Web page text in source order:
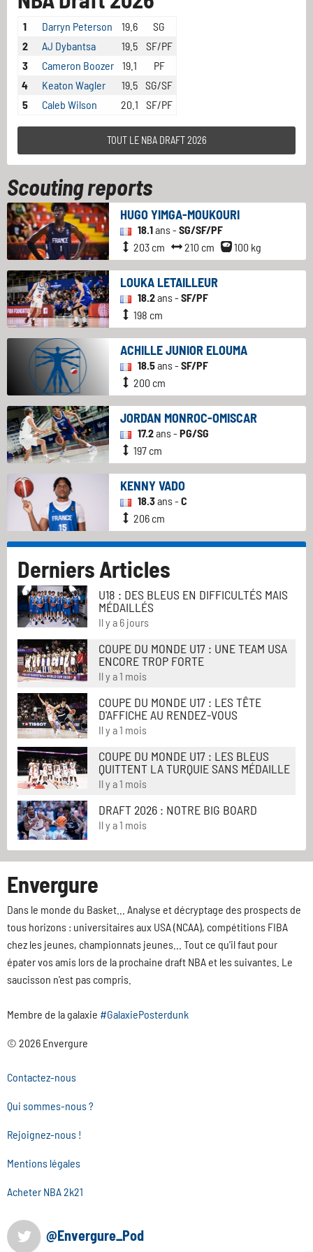
1 Darryn Peterson 19.6
SG
2
AJ Dybantsa 19.5
SF/PF
3
Cameron Boozer 19.1
PF
4
Keaton Wagler 19.5 SG/SF
5
Caleb Wilson 20.1 SF/PF
TOUT LE NBA DRAFT 2026
Scouting reports
HUGO YIMGA-MOUKOURI
18.1ans - SG/SF/PF
203 cm
210 cm 100 kg
LOUKA LETAILLEUR
18.2ans - SF/PF
198 cm
ACHILLE JUNIOR ELOUMA
18.5ans - SF/PF
200 cm
JORDAN MONROC-OMISCAR
17.2ans - PG/SG
197 cm
KENNY VADO
18.3ans - C
206 cm
Derniers Articles
U18 : DES BLEUS EN DIFFICULTÉS MAIS
MÉDAILLÉS
Il y a 6 jours
COUPE DU MONDE U17 : UNE TEAM USA
ENCORE TROP FORTE
Il y a 1 mois
COUPE DU MONDE U17 : LES TÊTE
D'AFFICHE AU RENDEZ-VOUS
Il y a 1 mois
COUPE DU MONDE U17 : LES BLEUS
QUITTENT LA TURQUIE SANS MÉDAILLE
Il y a 1 mois
DRAFT 2026 : NOTRE BIG BOARD
Il y a 1 mois
Envergure
Dans le monde du Basket... Analyse et décryptage des prospects de
tous horizons : universitaires aux USA (NCAA), compétitions FIBA
chez les jeunes, championnats jeunes... Tout ce qu'il faut pour
épater vos amis lors de la prochaine draft NBA et les suivantes. Le
saucisson n'est pas compris.
Membre de la galaxie #GalaxiePosterdunk
© 2026 Envergure
Contactez-nous
Qui sommes-nous ?
Rejoignez-nous !
Mentions légales
Acheter NBA 2k21
@Envergure_Pod